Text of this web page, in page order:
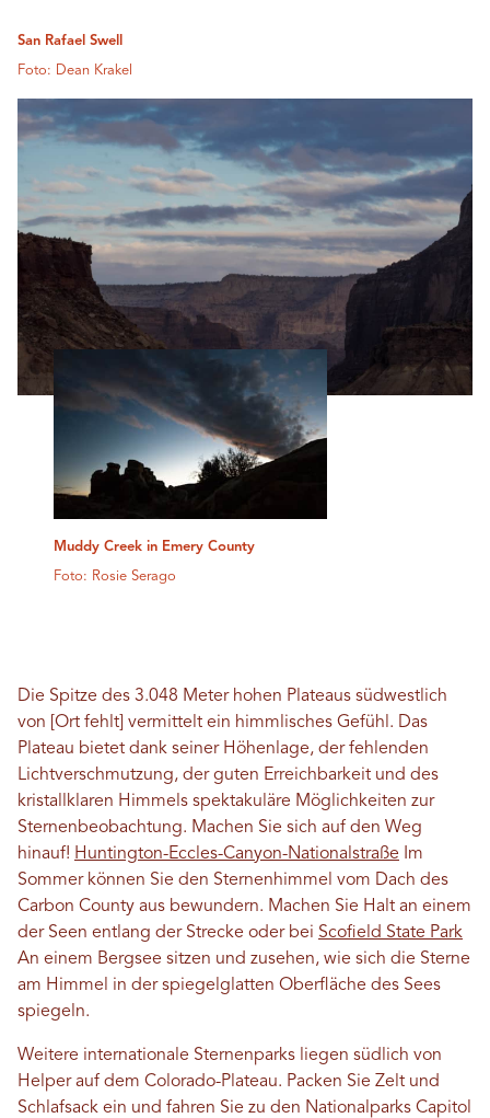
Muddy Creek in Emery County
Foto: Rosie Serago
San Rafael Swell
Foto: Dean Krakel
Die Spitze des 3.048 Meter hohen Plateaus südwestlich
von [Ort fehlt] vermittelt ein himmlisches Gefühl. Das
Plateau bietet dank seiner Höhenlage, der fehlenden
Lichtverschmutzung, der guten Erreichbarkeit und des
kristallklaren Himmels spektakuläre Möglichkeiten zur
Sternenbeobachtung. Machen Sie sich auf den Weg
hinauf! Huntington-Eccles-Canyon-Nationalstraße Im
Sommer können Sie den Sternenhimmel vom Dach des
Carbon County aus bewundern. Machen Sie Halt an einem
der Seen entlang der Strecke oder bei Scofield State Park
An einem Bergsee sitzen und zusehen, wie sich die Sterne
am Himmel in der spiegelglatten Oberfläche des Sees
spiegeln.
Weitere internationale Sternenparks liegen südlich von
Helper auf dem Colorado-Plateau. Packen Sie Zelt und
Schlafsack ein und fahren Sie zu den Nationalparks Capitol